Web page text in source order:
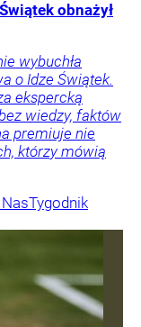
obnażył
wybuchła
o Idze Świątek.
ekspercką
wiedzy, faktów
premiuje nie
którzy mówią
Tygodnik